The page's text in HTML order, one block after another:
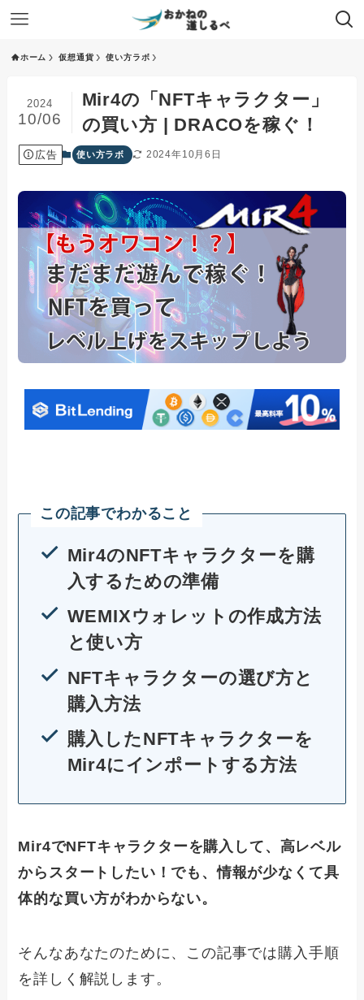
ホーム 仮想通貨 使い方ラボ
Mir4の「NFTキャラクター」
の買い方 | DRACOを稼ぐ！
2024
10/06
広告 使い方ラボ 2024年10月6日
この記事でわかること
Mir4のNFTキャラクターを購
入するための準備
WEMIXウォレットの作成方法
と使い方
NFTキャラクターの選び方と
購入方法
購入したNFTキャラクターを
Mir4にインポートする方法
Mir4でNFTキャラクターを購入して、高レベル
からスタートしたい！でも、情報が少なくて具
体的な買い方がわからない。
そんなあなたのために、この記事では購入手順
を詳しく解説します。